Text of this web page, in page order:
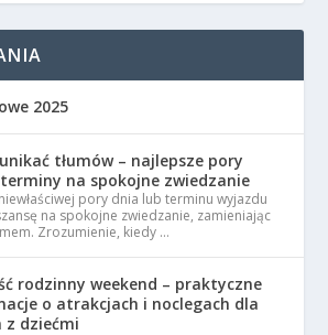
2025
tłumów – najlepsze pory
na spokojne zwiedzanie
pory dnia lub terminu wyjazdu
na spokojne zwiedzanie, zamieniając
Zrozumienie, kiedy …
rodzinny weekend – praktyczne
o atrakcjach i noclegach dla
z dziećmi